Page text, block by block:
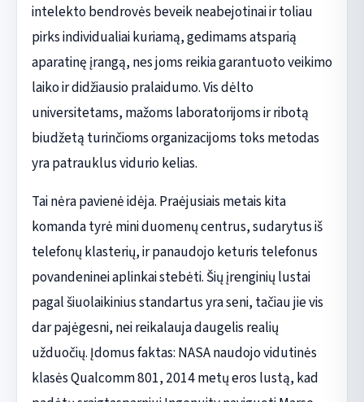
intelekto bendrovės beveik neabejotinai ir toliau
pirks individualiai kuriamą, gedimams atsparią
aparatinę įrangą, nes joms reikia garantuoto veikimo
laiko ir didžiausio pralaidumo. Vis dėlto
universitetams, mažoms laboratorijoms ir ribotą
biudžetą turinčioms organizacijoms toks metodas
yra patrauklus vidurio kelias.
Tai nėra pavienė idėja. Praėjusiais metais kita
komanda tyrė mini duomenų centrus, sudarytus iš
telefonų klasterių, ir panaudojo keturis telefonus
povandeninei aplinkai stebėti. Šių įrenginių lustai
pagal šiuolaikinius standartus yra seni, tačiau jie vis
dar pajėgesni, nei reikalauja daugelis realių
užduočių. Įdomus faktas: NASA naudojo vidutinės
klasės Qualcomm 801, 2014 metų eros lustą, kad